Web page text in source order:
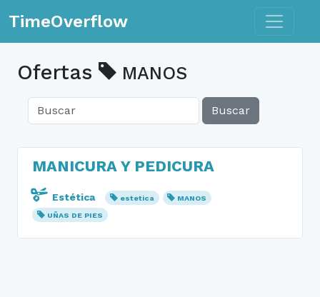
TimeOverflow Toggle
Ofertas MANOS
Buscar
MANICURA Y PEDICURA
Estética estetica
MANOS
UÑAS DE PIES